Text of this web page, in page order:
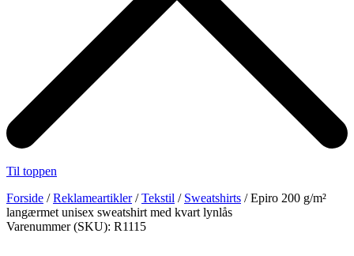
Til toppen
Forside /Reklameartikler/Tekstil / Sweatshirts / Epiro 200 g/m²
langærmet unisex sweatshirt med kvart lynlås
Varenummer (SKU): R1115